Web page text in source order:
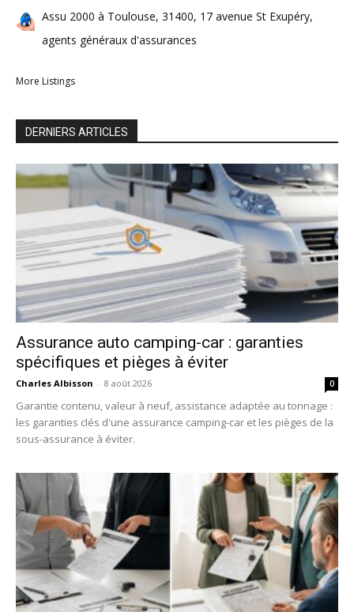
Assu 2000 à Toulouse, 31400, 17 avenue St Exupéry,
agents généraux d'assurances
More Listings
DERNIERS ARTICLES
Assurance auto camping-car : garanties
spécifiques et pièges à éviter
Charles Albisson - 8 août 2026 0
Garantie contenu, valeur à neuf, assistance adaptée au tonnage :
les garanties clés d'une assurance camping-car et les pièges de la
sous-assurance à éviter.